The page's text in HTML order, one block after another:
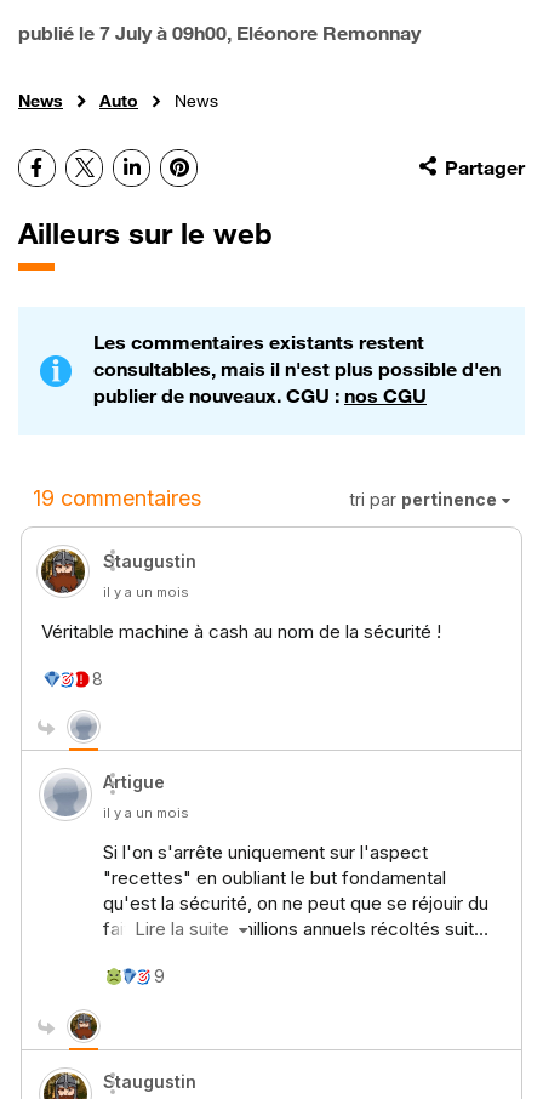
publié le 7 July à 09h00, Eléonore Remonnay
News Auto News
Partager
Facebook
X LinkedInPinterest
Ailleurs sur le web
Les commentaires existants restent
consultables, mais il n'est plus possible d'en
publier de nouveaux. CGU : nos CGU